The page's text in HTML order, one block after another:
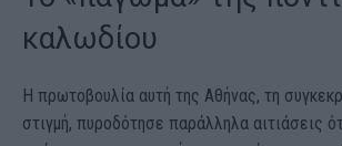
καλωδίου
Η πρωτοβουλία αυτή της Αθήνας, τη
στιγμή, πυροδότησε παράλληλα αιτιάσεις